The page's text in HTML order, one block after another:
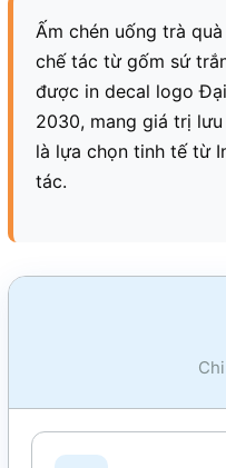
Ấm chén uống trà
chế tác từ gốm sứ
được in decal logo
2030, mang giá trị
là lựa chọn tinh tế từ
tác.